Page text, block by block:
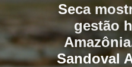
Seca
gestão
Sandoval